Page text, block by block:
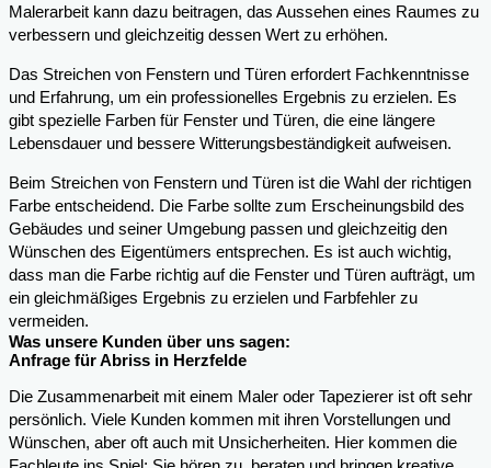
Malerarbeit kann dazu beitragen, das Aussehen eines Raumes zu
verbessern und gleichzeitig dessen Wert zu erhöhen.
Das Streichen von Fenstern und Türen erfordert Fachkenntnisse
und Erfahrung, um ein professionelles Ergebnis zu erzielen. Es
gibt spezielle Farben für Fenster und Türen, die eine längere
Lebensdauer und bessere Witterungsbeständigkeit aufweisen.
Beim Streichen von Fenstern und Türen ist die Wahl der richtigen
Farbe entscheidend. Die Farbe sollte zum Erscheinungsbild des
Gebäudes und seiner Umgebung passen und gleichzeitig den
Wünschen des Eigentümers entsprechen. Es ist auch wichtig,
dass man die Farbe richtig auf die Fenster und Türen aufträgt, um
ein gleichmäßiges Ergebnis zu erzielen und Farbfehler zu
vermeiden.
Was unsere Kunden über uns sagen:
Anfrage für Abriss in Herzfelde
Die Zusammenarbeit mit einem Maler oder Tapezierer ist oft sehr
persönlich. Viele Kunden kommen mit ihren Vorstellungen und
Wünschen, aber oft auch mit Unsicherheiten. Hier kommen die